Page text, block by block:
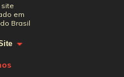
site
em
Brasil